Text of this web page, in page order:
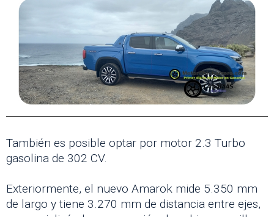
También es posible optar por motor 2.3 Turbo
gasolina de 302 CV.
Exteriormente, el nuevo Amarok mide 5.350 mm
de largo y tiene 3.270 mm de distancia entre ejes,